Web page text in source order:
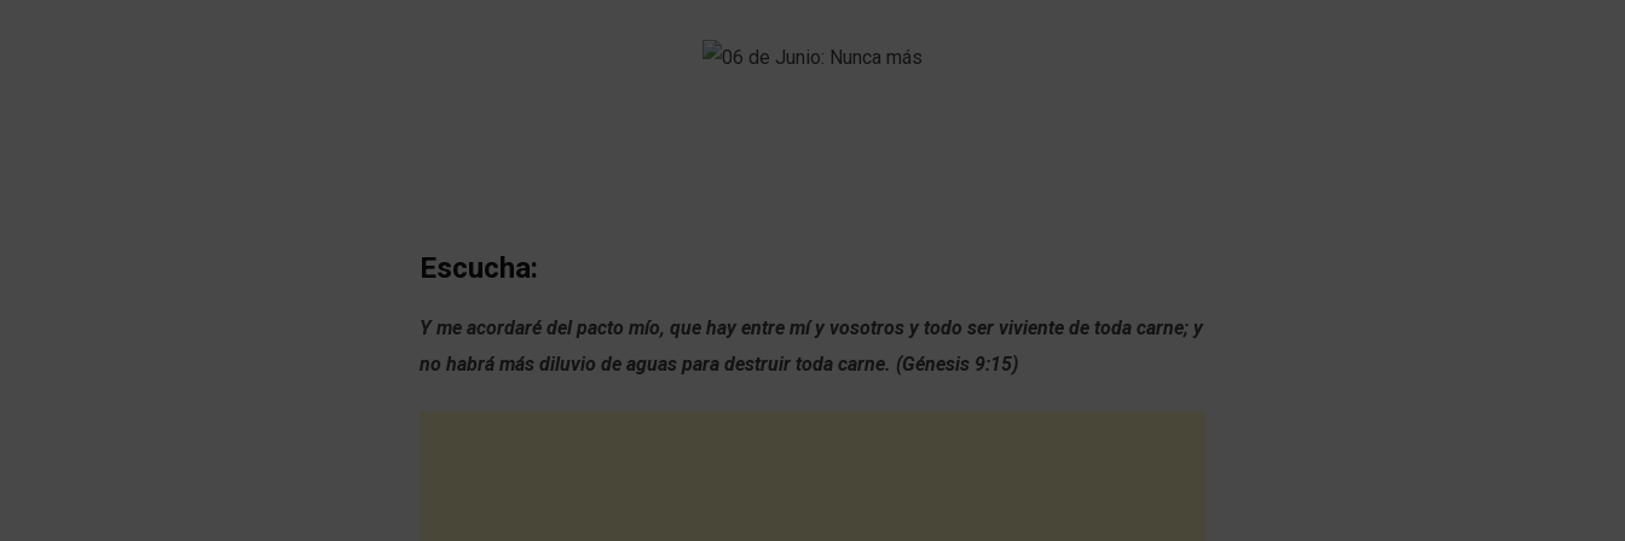
Escucha:
Y me acordaré del pacto mío, que hay entre mí y vosotros y todo ser viviente de toda carne; y
no habrá más diluvio de aguas para destruir toda carne. (Génesis 9:15)